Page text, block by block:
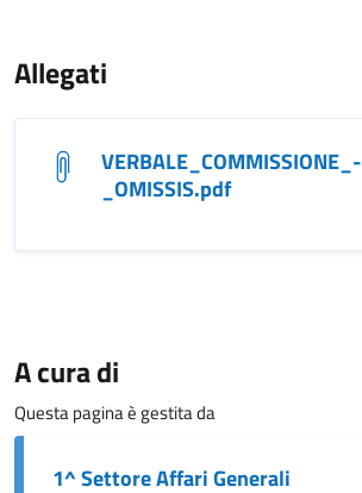
Allegati
VERBALE_COMMISSIONE_-
_OMISSIS.pdf
A cura di
Questa pagina è gestita da
1^ Settore Affari Generali